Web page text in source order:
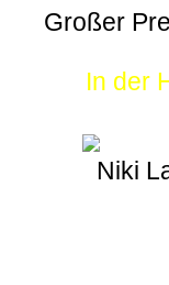
Großer
In der
Niki